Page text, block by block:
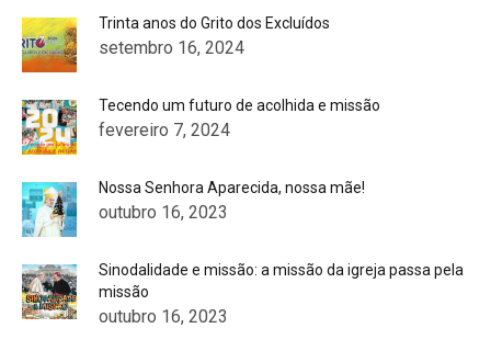
Trinta anos do Grito dos Excluídos
setembro 16, 2024
Tecendo um futuro de acolhida e missão
fevereiro 7, 2024
Nossa Senhora Aparecida, nossa mãe!
outubro 16, 2023
Sinodalidade e missão: a missão da igreja passa pela
missão
outubro 16, 2023